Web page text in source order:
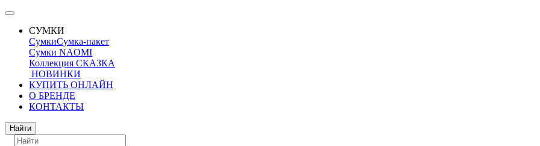
СУМКИ
СумкиСумка-пакет
Сумки NAOMI
Коллекция СКАЗКА
НОВИНКИ
КУПИТЬ ОНЛАЙН
О БРЕНДЕ
КОНТАКТЫ
Поиск
Найти